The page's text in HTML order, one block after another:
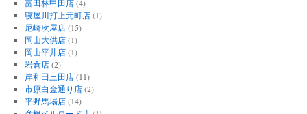
富田林甲田店(4)
寝屋川打上元町店(1)
尼崎次屋店(15)
岡山大供店(1)
岡山平井店(1)
岩倉店(2)
岸和田三田店(11)
市原白金通り店(2)
平野馬場店(14)